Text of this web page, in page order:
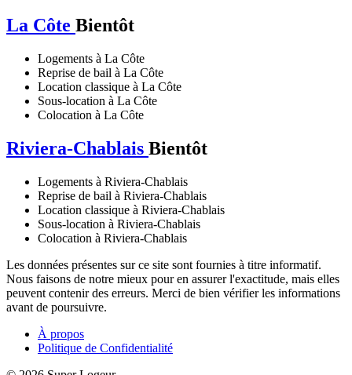
La Côte Bientôt
Logements à La Côte
Reprise de bail à La Côte
Location classique à La Côte
Sous-location à La Côte
Colocation à La Côte
Riviera-Chablais Bientôt
Logements à Riviera-Chablais
Reprise de bail à Riviera-Chablais
Location classique à Riviera-Chablais
Sous-location à Riviera-Chablais
Colocation à Riviera-Chablais
Les données présentes sur ce site sont fournies à titre informatif.
Nous faisons de notre mieux pour en assurer l'exactitude, mais elles
peuvent contenir des erreurs. Merci de bien vérifier les informations
avant de poursuivre.
À propos
Politique de Confidentialité